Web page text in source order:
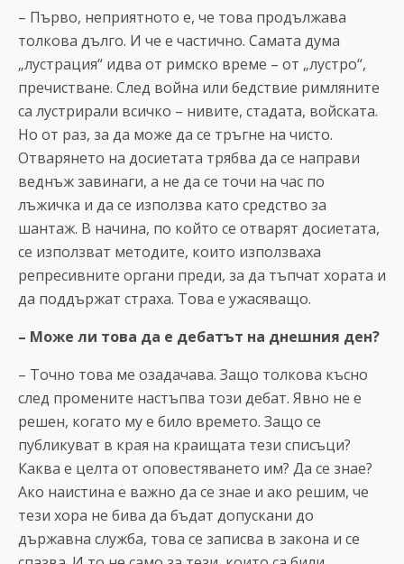
– Първо, неприятното е, че това продължава
толкова дълго. И че е частично. Самата дума
„лустрация“ идва от римско време – от „лустро“,
пречистване. След война или бедствие римляните
са лустрирали всичко – нивите, стадата, войската.
Но от раз, за да може да се тръгне на чисто.
Отварянето на досиетата трябва да се направи
веднъж завинаги, а не да се точи на час по
лъжичка и да се използва като средство за
шантаж. В начина, по който се отварят досиетата,
се използват методите, които използваха
репресивните органи преди, за да тъпчат хората и
да поддържат страха. Това е ужасяващо.
– Може ли това да е дебатът на днешния ден?
– Точно това ме озадачава. Защо толкова късно
след промените настъпва този дебат. Явно не е
решен, когато му е било времето. Защо се
публикуват в края на краищата тези списъци?
Каква е целта от оповестяването им? Да се знае?
Ако наистина е важно да се знае и ако решим, че
тези хора не бива да бъдат допускани до
държавна служба, това се записва в закона и се